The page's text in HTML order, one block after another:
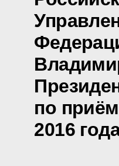
по
2016